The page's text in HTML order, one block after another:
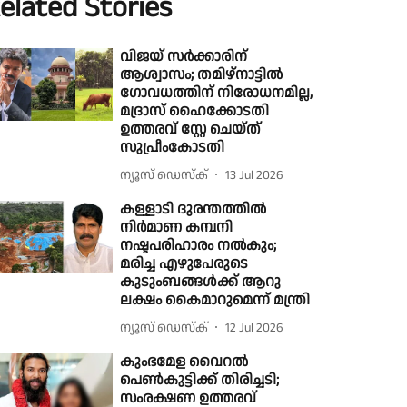
വിജയ് സർക്കാരിന്
ആശ്വാസം; തമിഴ്നാട്ടിൽ
ഗോവധത്തിന് നിരോധനമില്ല,
മദ്രാസ് ഹൈക്കോടതി
ഉത്തരവ് സ്റ്റേ ചെയ്ത്
സുപ്രീംകോടതി
ന്യൂസ് ഡെസ്ക് 13 Jul 2026
കള്ളാടി ദുരന്തത്തില്‍
നിര്‍മാണ കമ്പനി
നഷ്ടപരിഹാരം നല്‍കും;
മരിച്ച എഴുപേരുടെ
കുടുംബങ്ങള്‍ക്ക് ആറു
ലക്ഷം കൈമാറുമെന്ന് മന്ത്രി
ന്യൂസ് ഡെസ്ക് 12 Jul 2026
കുംഭമേള വൈറല്‍
പെണ്‍കുട്ടിക്ക് തിരിച്ചടി;
സംരക്ഷണ ഉത്തരവ്